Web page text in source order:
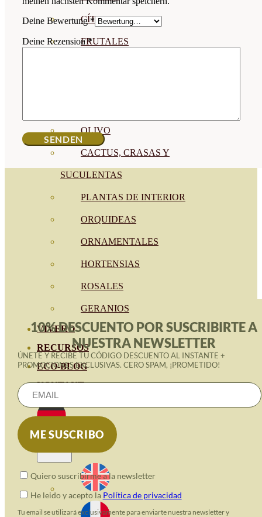
CÍTRICOS
FRUTALES
OLIVO
CACTUS, CRASAS Y
SUCULENTAS
PLANTAS DE INTERIOR
ORQUIDEAS
ORNAMENTALES
HORTENSIAS
ROSALES
GERANIOS
VIVERO
RECURSOS
ECO-BLOG
KONTAKT
Deine Bewertung*
Deine Rezension*
10% DESCUENTO POR SUSCRIBIRTE A
NUESTRA NEWSLETTER
ÚNETE Y RECIBE TU CÓDIGO DESCUENTO AL INSTANTE +
PROMOCIONES EXCLUSIVAS. CERO SPAM, ¡PROMETIDO!
Quiero suscribirme a la newsletter
He leido y acepto la Política de privacidad
Tu email se utilizará exclusivamente para enviarte nuestra newsletter y